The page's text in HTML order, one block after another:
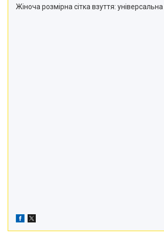
Жіноча розмірна сітка взуття: